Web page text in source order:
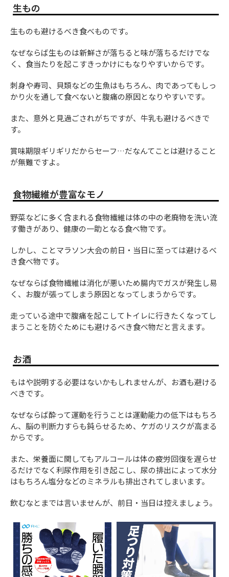
生もの
生ものも避けるべき食べものです。
なぜならば生ものは新鮮さが落ちると味が落ちるだけでな
く、食当たりを起こすきっかけにもなりやすいからです。
刺身や寿司、貝類などの生魚はもちろん、肉であってもしっ
かり火を通して食べないと腹痛の原因となりやすいです。
また、意外と見過ごされがちですが、牛乳も避けるべきで
す。
賞味期限ギリギリだからセーフ…だなんてことは避けること
が無難ですよ。
食物繊維が豊富なモノ
野菜などに多く含まれる食物繊維は体の中の老廃物を洗い流
す働きがあり、健康の一助となる食べ物です。
しかし、ことマラソン大会の前日・当日に至っては避けるべ
き食べ物です。
なぜならば食物繊維は消化が悪いため腸内でガスが発生し易
く、お腹が張ってしまう原因となってしまうからです。
走っている途中で腹痛を起こしてトイレに行きたくなってし
まうことを防ぐためにも避けるべき食べ物だと言えます。
お酒
もはや説明する必要はないかもしれませんが、お酒も避ける
べきです。
なぜならば酔って運動を行うことは運動能力の低下はもちろ
ん、脳の判断力すらも鈍らせるため、ケガのリスクが高まる
からです。
また、栄養面に関してもアルコールは体の疲労回復を遅らせ
るだけでなく利尿作用を引き起こし、尿の排出によって水分
はもちろん塩分などのミネラルも排出されてしまいます。
飲むなとまでは言いませんが、前日・当日は控えましょう。